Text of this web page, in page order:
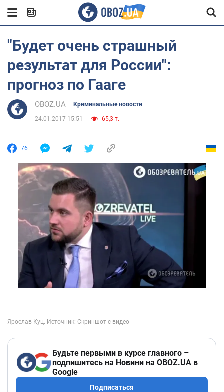
"Будет очень страшный
результат для России":
прогноз по Гааге
OBOZ.UA Криминальные новости
24.01.2017 15:51 65,3 т.
76
Будьте первыми в курсе главного –
подпишитесь на Новини на OBOZ.UA в
Google
Подписаться